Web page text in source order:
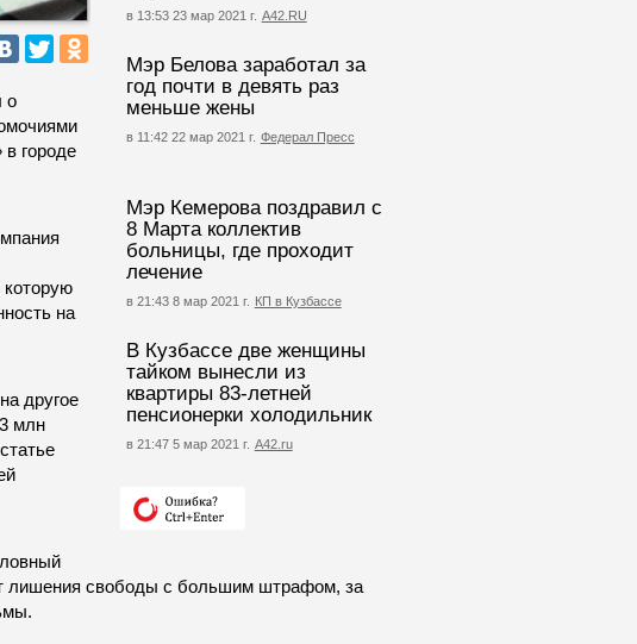
в 13:53 23 мар 2021 г. А42.RU
Мэр Белова заработал за
год почти в девять раз
меньше жены
в 11:42 22 мар 2021 г. Федерал Пресс
Мэр Кемерова поздравил с
8 Марта коллектив
больницы, где проходит
лечение
в 21:43 8 мар 2021 г. КП в Кузбассе
В Кузбассе две женщины
тайком вынесли из
квартиры 83-летней
пенсионерки холодильник
в 21:47 5 мар 2021 г. А42.ru
о
городе
на
другое
млн
лишения свободы с большим штрафом, за